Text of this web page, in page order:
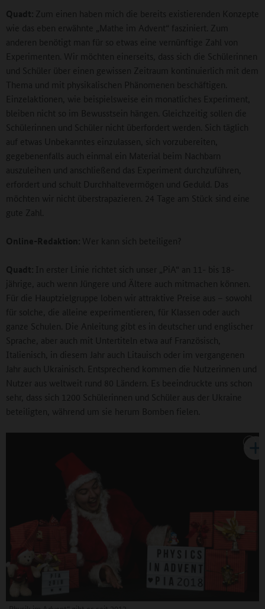
Quadt: Zum einen haben mich die bereits existierenden Konzepte
wie das eben erwähnte „Mathe im Advent“ fasziniert. Zum
anderen benötigt man für so etwas eine vernünftige Zahl von
Experimenten. Wir möchten einerseits, dass sich die Schülerinnen
und Schüler über einen gewissen Zeitraum kontinuierlich mit dem
Thema und mit physikalischen Phänomenen beschäftigen.
Einzelaktionen, wie beispielsweise ein monatliches Experiment,
bleiben nicht so im Bewusstsein hängen. Gleichzeitig sollen die
Schülerinnen und Schüler nicht überfordert werden. Sich täglich
auf etwas Unbekanntes einzulassen, sich vorzubereiten,
gegebenenfalls auch einmal ein Material beim Nachbarn
auszuleihen und anschließend das Experiment durchzuführen,
erfordert und schult Durchhaltevermögen und Geduld. Das
möchten wir nicht überstrapazieren. 24 Tage am Stück sind eine
gute Zahl.
Online-Redaktion: Wer kann sich beteiligen?
Quadt: In erster Linie richtet sich unser „PiA“ an 11- bis 18-
jährige, auch wenn Jüngere und Ältere auch mitmachen können.
Für die Hauptzielgruppe loben wir attraktive Preise aus – sowohl
für solche, die alleine experimentieren, für Klassen oder auch
ganze Schulen. Die Anleitung gibt es in deutscher und englischer
Sprache, aber auch mit Untertiteln etwa auf Französisch,
Italienisch, in diesem Jahr auch Litauisch oder im vergangenen
Jahr auch Ukrainisch. Entsprechend kommen die Nutzerinnen und
Nutzer aus weltweit rund 80 Ländern. Es beeindruckte uns schon
sehr, dass sich 1200 Schülerinnen und Schüler aus der Ukraine
beteiligten, während um sie herum Bomben fielen.